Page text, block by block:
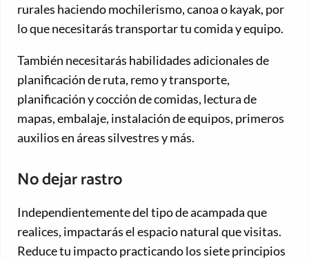
rurales haciendo mochilerismo, canoa o kayak, por
lo que necesitarás transportar tu comida y equipo.
También necesitarás habilidades adicionales de
planificación de ruta, remo y transporte,
planificación y cocción de comidas, lectura de
mapas, embalaje, instalación de equipos, primeros
auxilios en áreas silvestres y más.
No dejar rastro
Independientemente del tipo de acampada que
realices, impactarás el espacio natural que visitas.
Reduce tu impacto practicando los siete principios